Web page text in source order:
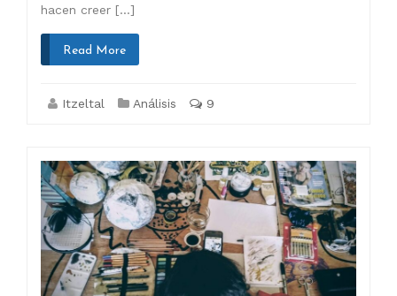
hacen creer […]
Read More
Itzeltal Análisis 9